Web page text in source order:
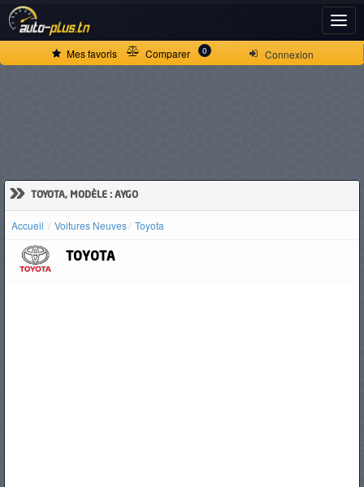
Connexion
Mes favoris Comparer 0
» TOYOTA, MODÈLE : AYGO
Accueil Voitures Neuves Toyota
TOYOTA
ACCUEIL
D'OCCASION